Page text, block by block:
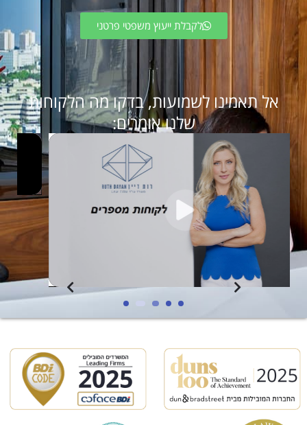
לקבלת ייעוץ משפטי פרטני
אל תאמינו לשמועות, בדקו מה הלקוחות
שלנו אומרים: